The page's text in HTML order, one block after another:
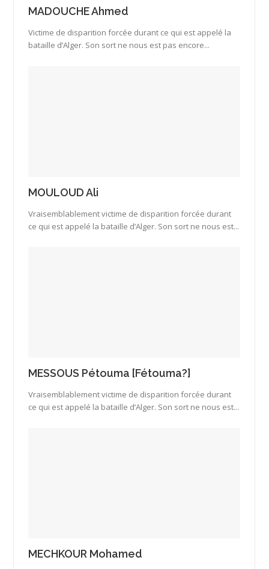
MADOUCHE Ahmed
­Victime de disparition forcée durant ce qui est appelé la
bataille d’Alger. Son sort ne nous est pas encore...
MOULOUD Ali
Vraisemblablement victime de disparition forcée durant
ce qui est appelé la bataille d’Alger. Son sort ne nous est...
MESSOUS Pétouma [Fétouma?]
Vraisemblablement victime de disparition forcée durant
ce qui est appelé la bataille d’Alger. Son sort ne nous est...
MECHKOUR Mohamed